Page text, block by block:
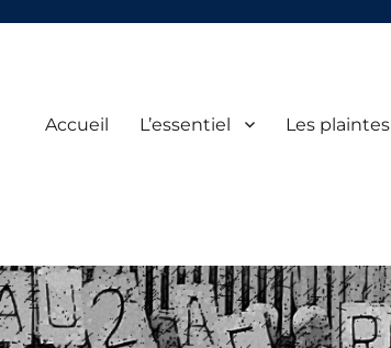
Accueil L’essentiel Les plaintes